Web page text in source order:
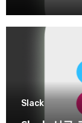
Slack